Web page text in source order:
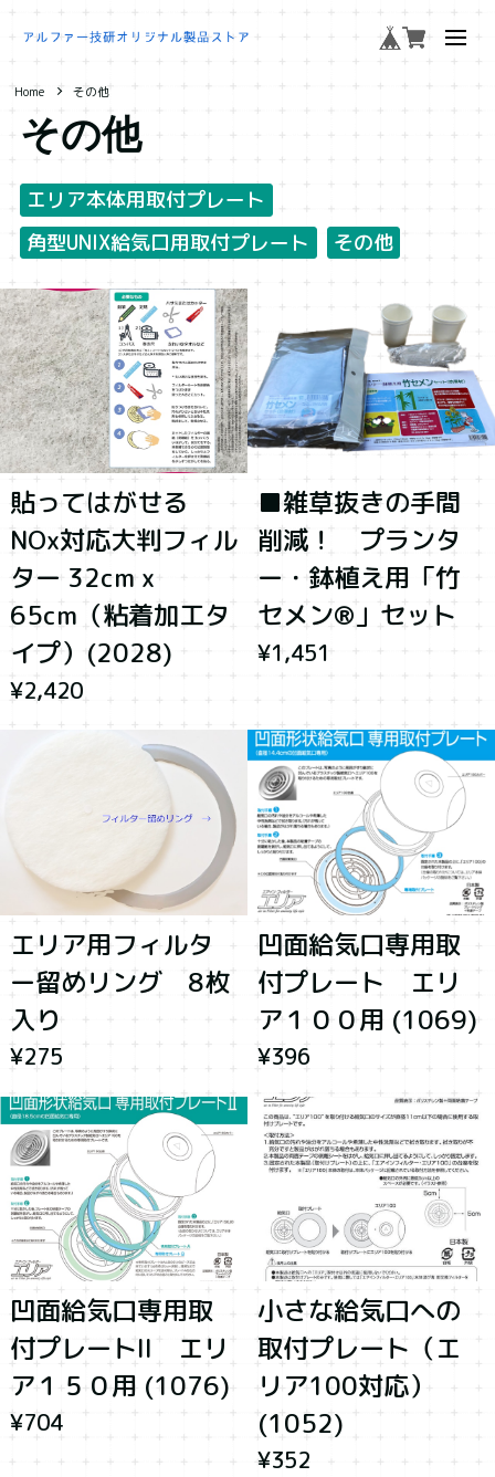
Home その他
その他
エリア本体用取付プレート
角型UNIX給気口用取付プレート
その他
貼ってはがせる
NOx対応大判フィル
ター 32cm x
65cm（粘着加工タ
イプ）(2028)
¥2,420
■雑草抜きの手間
削減！ プランタ
ー・鉢植え用「竹
セメン®」セット
¥1,451
エリア用フィルタ
ー留めリング 8枚
入り
¥275
凹面給気口専用取
付プレート エリ
ア１００用 (1069)
¥396
凹面給気口専用取
付プレートII エリ
ア１５０用 (1076)
¥704
小さな給気口への
取付プレート（エ
リア100対応）
(1052)
¥352